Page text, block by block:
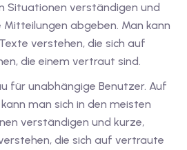
Situationen verständigen und
Mitteilungen abgeben. Man kann
verstehen, die sich auf
die einem vertraut sind.
für unabhängige Benutzer. Auf
man sich in den meisten
verständigen und kurze,
die sich auf vertraute